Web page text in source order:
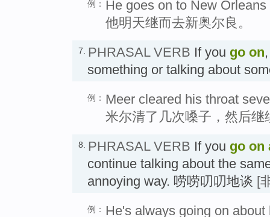
例： He goes on to New Orleans
他明天继而去新奥尔良。
7. PHRASAL VERB If you go on
something or talking about
例： Meer cleared his throat
米尔清了几次嗓子，然后继
8. PHRASAL VERB If you go on
continue talking about the
annoying way. 唠唠叨叨地谈 [
例： He's always going on